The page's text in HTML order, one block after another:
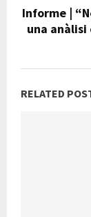
Informe |
una
RELATED